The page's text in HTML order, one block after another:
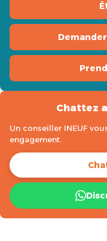
Chattez
Un conseiller INEUF
engagement.